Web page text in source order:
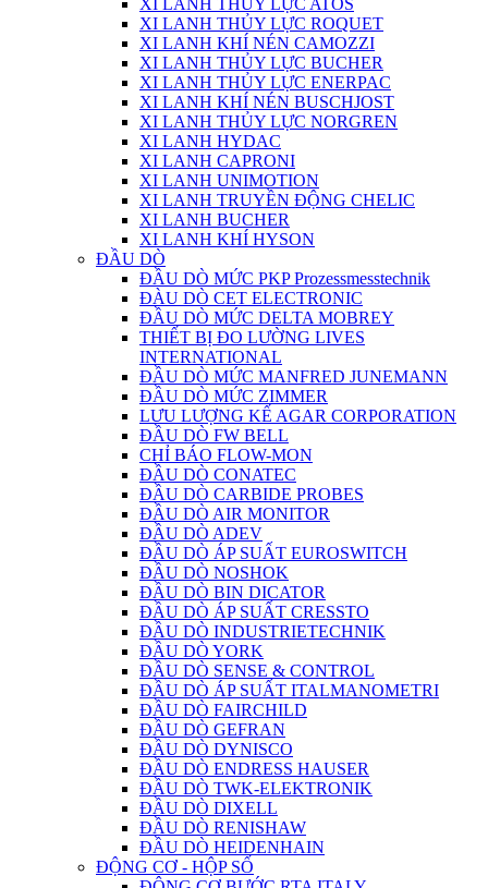
XI LANH THỦY LỰC ATOS
XI LANH THỦY LỰC ROQUET
XI LANH KHÍ NÉN CAMOZZI
XI LANH THỦY LỰC BUCHER
XI LANH THỦY LỰC ENERPAC
XI LANH KHÍ NÉN BUSCHJOST
XI LANH THỦY LỰC NORGREN
XI LANH HYDAC
XI LANH CAPRONI
XI LANH UNIMOTION
XI LANH TRUYỀN ĐỘNG CHELIC
XI LANH BUCHER
XI LANH KHÍ HYSON
ĐẦU DÒ
ĐẦU DÒ MỨC PKP Prozessmesstechnik
ĐÀU DÒ CET ELECTRONIC
ĐẦU DÒ MỨC DELTA MOBREY
THIẾT BỊ ĐO LƯỜNG LIVES
INTERNATIONAL
ĐẦU DÒ MỨC MANFRED JUNEMANN
ĐẦU DÒ MỨC ZIMMER
LƯU LƯỢNG KẾ AGAR CORPORATION
ĐẦU DÒ FW BELL
CHỈ BÁO FLOW-MON
ĐẦU DÒ CONATEC
ĐẦU DÒ CARBIDE PROBES
ĐẦU DÒ AIR MONITOR
ĐẦU DÒ ADEV
ĐẦU DÒ ÁP SUẤT EUROSWITCH
ĐẦU DÒ NOSHOK
ĐẦU DÒ BIN DICATOR
ĐẦU DÒ ÁP SUẤT CRESSTO
ĐẦU DÒ INDUSTRIETECHNIK
ĐẦU DÒ YORK
ĐẦU DÒ SENSE & CONTROL
ĐẦU DÒ ÁP SUẤT ITALMANOMETRI
ĐẦU DÒ FAIRCHILD
ĐẦU DÒ GEFRAN
ĐẦU DÒ DYNISCO
ĐẦU DÒ ENDRESS HAUSER
ĐẦU DÒ TWK-ELEKTRONIK
ĐẦU DÒ DIXELL
ĐẦU DÒ RENISHAW
ĐẦU DÒ HEIDENHAIN
ĐỘNG CƠ - HỘP SỐ